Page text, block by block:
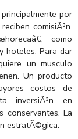
por
comisiÃ³n.
como
hoteles. Para dar
un musculo
Un producto
costos de
inversiÃ³n en
conservantes. La
estratÃ©gica.